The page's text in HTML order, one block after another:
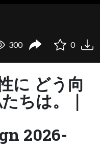
300 0
に どう向
ちは。｜
2026-